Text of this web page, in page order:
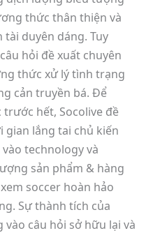
thức thân thiện và
duyên dáng. Tuy
hỏi đề xuất chuyên
thức xử lý tình trạng
cản truyền bá. Để
trước hết, Socolive đề
lắng tai chủ kiến
technology và
sản phẩm & hàng
soccer hoàn hảo
Sự thành tích của
vào câu hỏi sở hữu lại và